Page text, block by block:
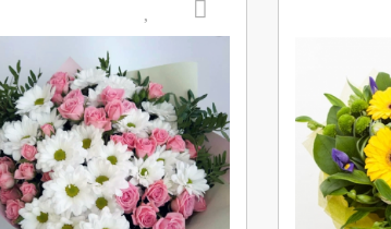
Выберите количество: